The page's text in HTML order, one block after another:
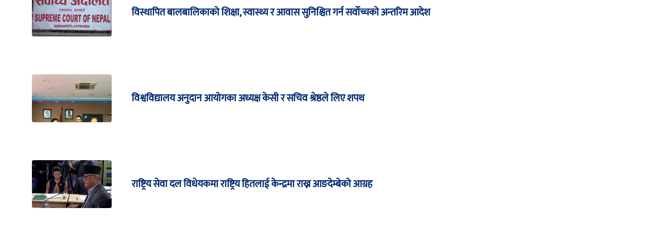
विस्थापित बालबालिकाको शिक्षा, स्वास्थ्य र आवास सुनिश्चित गर्न सर्वोच्चको अन्तरिम आदेश
विश्वविद्यालय अनुदान आयोगका अध्यक्ष केसी र सचिव श्रेष्ठले लिए शपथ
राष्ट्रिय सेवा दल विधेयकमा राष्ट्रिय हितलाई केन्द्रमा राख्न आङदेम्बेको आग्रह